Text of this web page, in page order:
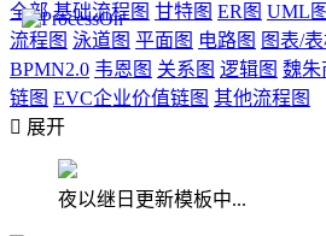
全部 基础流程图 甘特图 ER图 UML图
流程图 泳道图 平面图 电路图 图表/
BPMN2.0 韦恩图 关系图 逻辑图 魏朱
链图 EVC企业价值链图 其他流程图
 展开
夜以继日更新模板中...